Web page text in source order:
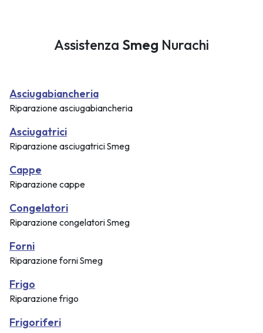
Assistenza Smeg Nurachi
Asciugabiancheria
Riparazione asciugabiancheria
Asciugatrici
Riparazione asciugatrici Smeg
Cappe
Riparazione cappe
Congelatori
Riparazione congelatori Smeg
Forni
Riparazione forni Smeg
Frigo
Riparazione frigo
Frigoriferi